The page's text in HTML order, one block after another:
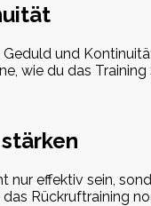
und
wie du das
nur effektiv sein,
Rückruftraining